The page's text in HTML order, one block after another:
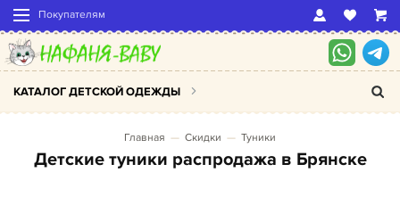
Покупателям
КАТАЛОГ ДЕТСКОЙ ОДЕЖДЫ
Главная Скидки Туники
Детские туники распродажа в Брянске